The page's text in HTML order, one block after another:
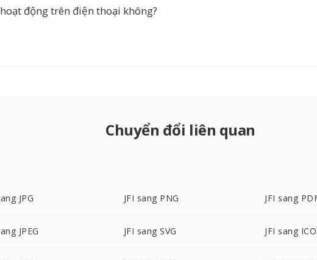
động trên điện thoại không?
Chuyển đổi liên quan
JPG JFI sang PNG JFI sang
JPEG JFI sang SVG JFI sang ICO